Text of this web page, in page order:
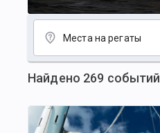
Места на регаты
Найдено 269 событий